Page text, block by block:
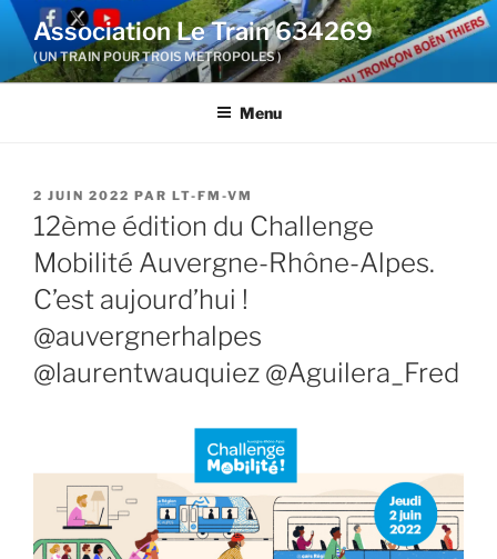
Aller
contenu
Association Le Train 634269
( UN TRAIN POUR TROIS METROPOLES )
Menu
PUBLIÉ
LE
2 JUIN 2022 PAR LT-FM-VM
12ème édition du Challenge
Mobilité Auvergne-Rhône-Alpes.
C’est aujourd’hui !
@auvergnerhalpes
@laurentwauquiez @Aguilera_Fred